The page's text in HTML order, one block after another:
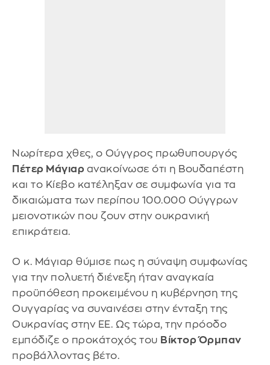
Νωρίτερα χθες, ο Ούγγρος πρωθυπουργός
Πέτερ Μάγιαρ ανακοίνωσε ότι η Βουδαπέστη
και το Κίεβο κατέληξαν σε συμφωνία για τα
δικαιώματα των περίπου 100.000 Ούγγρων
μειονοτικών που ζουν στην ουκρανική
επικράτεια.
Ο κ. Μάγιαρ θύμισε πως η σύναψη συμφωνίας
για την πολυετή διένεξη ήταν αναγκαία
προϋπόθεση προκειμένου η κυβέρνηση της
Ουγγαρίας να συναινέσει στην ένταξη της
Ουκρανίας στην ΕΕ. Ως τώρα, την πρόοδο
εμπόδιζε ο προκάτοχός του Βίκτορ Όρμπαν
προβάλλοντας βέτο.